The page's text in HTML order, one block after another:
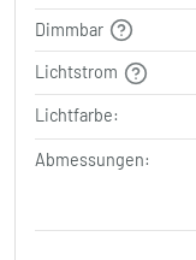
Dimmbar
Lichtstrom
Lichtfarbe:
Abmessungen: